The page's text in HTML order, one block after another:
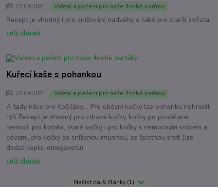
22.09.2021 Vaření a pečení pro naše 4nohé parťáky
Recept je vhodný i pro snižování nadváhy a také pro starší zvířata.
celý článek
Kuřecí kaše s pohankou
22.09.2021 Vaření a pečení pro naše 4nohé parťáky
A tady něco pro Kočičáky.... Pro obézní kočky lze pohanku nahradit
rýží Recept je vhodný pro zdravé kočky, kočky po prodělané
nemoci, pro koťata, staré kočky i pro kočky s nemocným srdcem a
cévami, pro kočky se sníženou imunitou, se špatnou srstí (lze
dodat kapku omegavetu)
celý článek
Načíst další články (1)